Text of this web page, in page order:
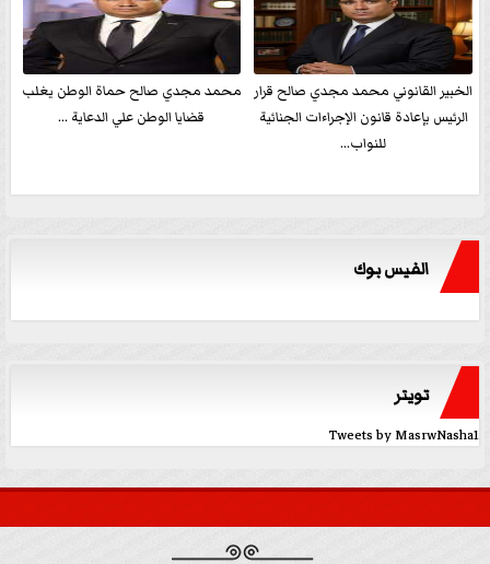
الخبير القانوني محمد مجدي صالح قرار
الرئيس بإعادة قانون الإجراءات الجنائية
للنواب...
محمد مجدي صالح حماة الوطن يغلب
قضايا الوطن علي الدعاية ...
الفيس بوك
تويتر
Tweets by MasrwNasha1